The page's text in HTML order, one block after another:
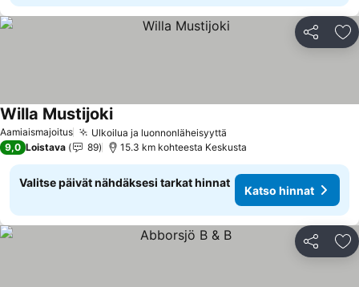
Jaa
Aamiaismajoitus Ulkoilua ja luonnonläheisyyttä
Willa Mustijoki
9,0 Loistava 89 15.3 km kohteesta Keskusta
Valitse päivät nähdäksesi tarkat hinnat
Katso hinnat
Jaa